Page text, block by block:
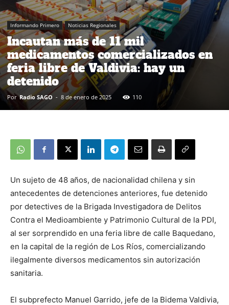
Informando Primero Noticias Regionales
Incautan más de 11 mil
medicamentos comercializados en
feria libre de Valdivia: hay un
detenido
Por Radio SAGO - 8 de enero de 2025 110
Un sujeto de 48 años, de nacionalidad chilena y sin
antecedentes de detenciones anteriores, fue detenido
por detectives de la Brigada Investigadora de Delitos
Contra el Medioambiente y Patrimonio Cultural de la PDI,
al ser sorprendido en una feria libre de calle Baquedano,
en la capital de la región de Los Ríos, comercializando
ilegalmente diversos medicamentos sin autorización
sanitaria.
El subprefecto Manuel Garrido, jefe de la Bidema Valdivia,